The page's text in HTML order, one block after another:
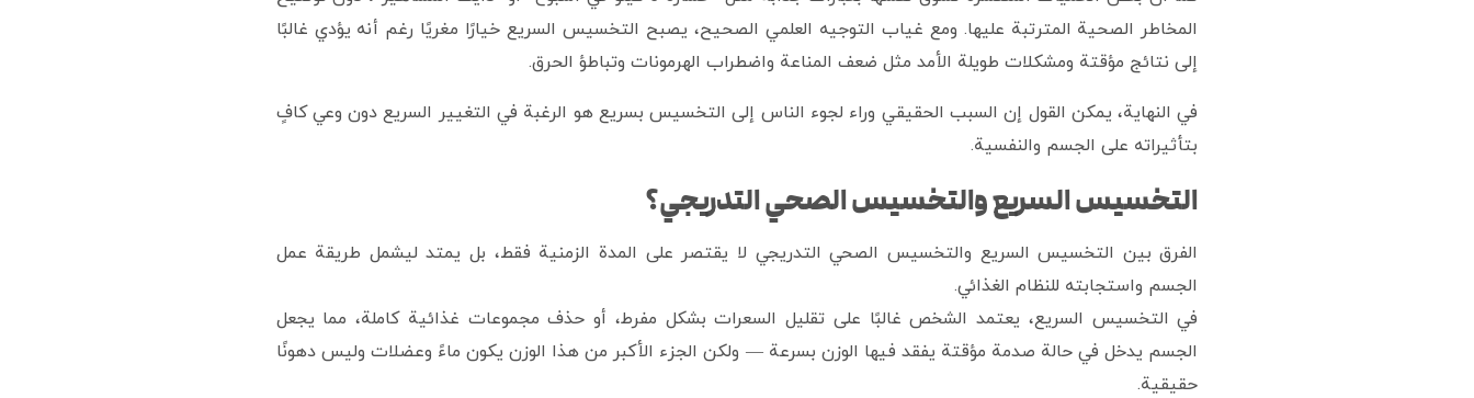
المخاطر الصحية المترتبة عليها. ومع غياب التوجيه العلمي الصحيح، يصبح التخسيس السريع خيارًا مغريًا رغم أنه يؤدي غالبًا
إلى نتائج مؤقتة ومشكلات طويلة الأمد مثل ضعف المناعة واضطراب الهرمونات وتباطؤ الحرق.
في النهاية، يمكن القول إن السبب الحقيقي وراء لجوء الناس إلى التخسيس بسريع هو الرغبة في التغيير السريع دون وعي كافٍ
بتأثيراته على الجسم والنفسية.
التخسيس السريع والتخسيس الصحي التدريجي؟
الفرق بين التخسيس السريع والتخسيس الصحي التدريجي لا يقتصر على المدة الزمنية فقط، بل يمتد ليشمل طريقة عمل
الجسم واستجابته للنظام الغذائي.
في التخسيس السريع، يعتمد الشخص غالبًا على تقليل السعرات بشكل مفرط، أو حذف مجموعات غذائية كاملة، مما يجعل
الجسم يدخل في حالة صدمة مؤقتة يفقد فيها الوزن بسرعة — ولكن الجزء الأكبر من هذا الوزن يكون ماءً وعضلات وليس دهونًا
حقيقية.